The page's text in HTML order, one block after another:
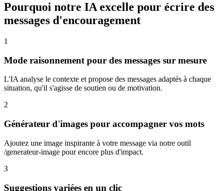
Pourquoi notre IA excelle pour écrire des
messages d'encouragement
1
Mode raisonnement pour des messages sur mesure
L'IA analyse le contexte et propose des messages adaptés à chaque
situation, qu'il s'agisse de soutien ou de motivation.
2
Générateur d'images pour accompagner vos mots
Ajoutez une image inspirante à votre message via notre outil
/generateur-image pour encore plus d'impact.
3
Suggestions variées en un clic